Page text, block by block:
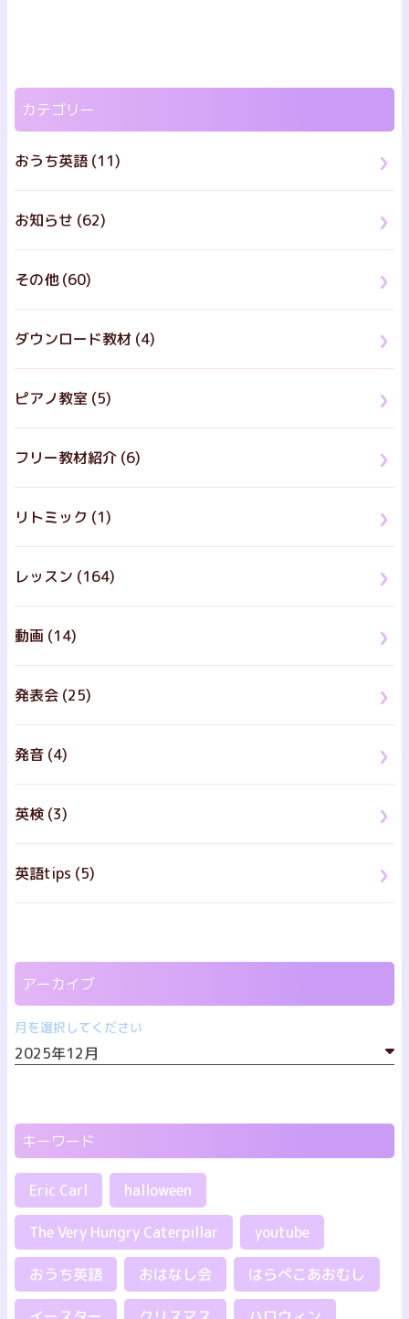
カテゴリー
おうち英語 (11)
お知らせ (62)
その他 (60)
ダウンロード教材 (4)
ピアノ教室 (5)
フリー教材紹介 (6)
リトミック (1)
レッスン (164)
動画 (14)
発表会 (25)
発音 (4)
英検 (3)
英語tips (5)
アーカイブ
月を選択してください
キーワード
Eric Carl halloween
The Very Hungry Caterpillar youtube
おうち英語 おはなし会 はらぺこあおむし